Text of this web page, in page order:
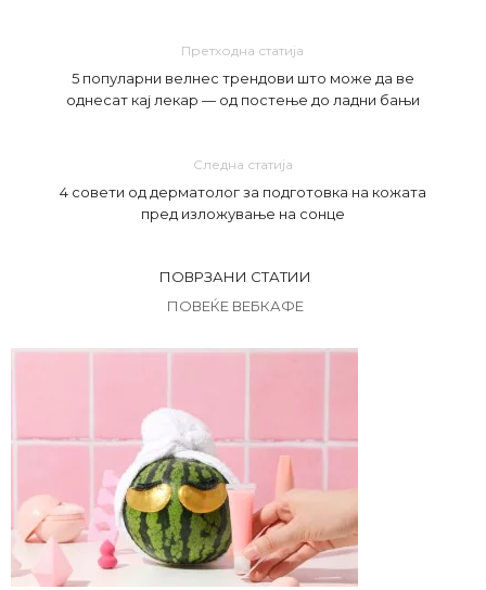
Претходна статија
5 популарни велнес трендови што може да ве
однесат кај лекар — од постење до ладни бањи
Следна статија
4 совети од дерматолог за подготовка на кожата
пред изложување на сонце
ПОВРЗАНИ СТАТИИ
ПОВЕЌЕ ВЕБКАФЕ